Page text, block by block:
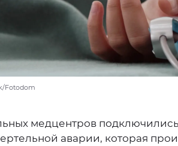
Fotodom
медцентров
аварии, которая